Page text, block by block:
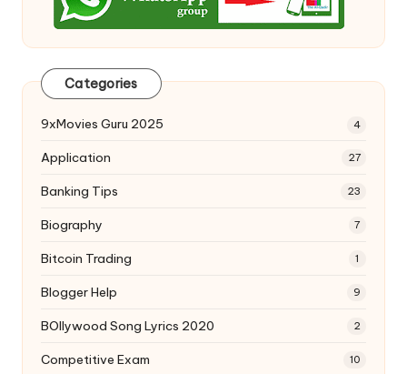
Categories
9xMovies Guru 2025 4
Application 27
Banking Tips 23
Biography 7
Bitcoin Trading 1
Blogger Help 9
BOllywood Song Lyrics 2020 2
Competitive Exam 10